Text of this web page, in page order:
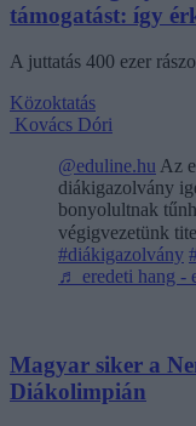
támogatást: így
A juttatás 400 ezer
Közoktatás
Kovács Dóri
@eduline.hu Az
diákigazolvány
bonyolultnak
végigvezetünk
#diákigazolvány
♬ eredeti hang -
Magyar siker a
Diákolimpián